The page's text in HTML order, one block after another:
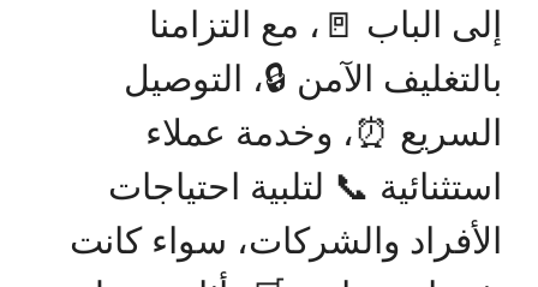
إلى الباب 🚪، مع التزامنا
بالتغليف الآمن 🔒، التوصيل
السريع ⏰، وخدمة عملاء
استثنائية 📞 لتلبية احتياجات
الأفراد والشركات، سواء كانت